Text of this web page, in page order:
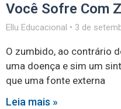
Você Sofre Com
Ellu Educacional 3 de
O zumbido, ao contrário
uma doença e sim um
que uma fonte externa
Leia mais »